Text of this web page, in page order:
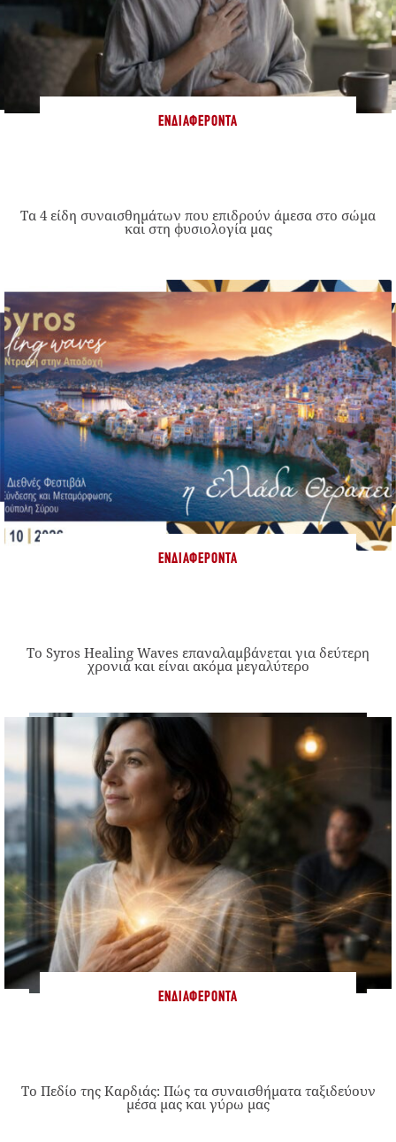
ΕΝΔΙΑΦΈΡΟΝΤΑ
Τα 4 είδη συναισθημάτων που επιδρούν άμεσα στο σώμα
και στη φυσιολογία μας
ΕΝΔΙΑΦΈΡΟΝΤΑ
Το Syros Healing Waves επαναλαμβάνεται για δεύτερη
χρονιά και είναι ακόμα μεγαλύτερο
ΕΝΔΙΑΦΈΡΟΝΤΑ
Το Πεδίο της Καρδιάς: Πώς τα συναισθήματα ταξιδεύουν
μέσα μας και γύρω μας